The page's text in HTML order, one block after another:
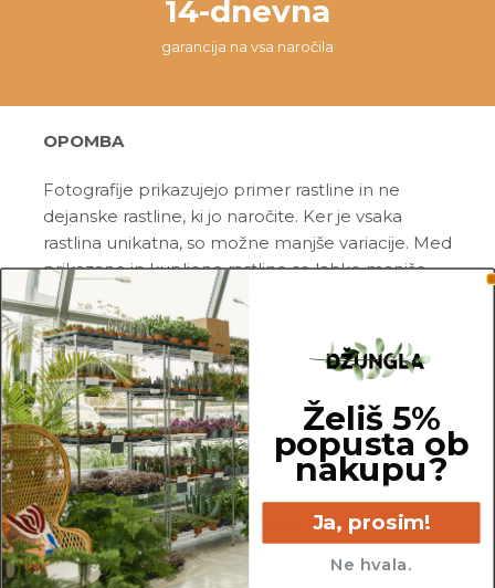
14-dnevna
garancija na vsa naročila
OPOMBA
Fotografije prikazujejo primer rastline in ne
dejanske rastline, ki jo naročite. Ker je vsaka
rastlina unikatna, so možne manjše variacije. Med
prikazano in kupljeno rastlino so lahko manjše
razlike v velikosti, variegaciji, številu listov, vej,
cvetov, itd …
Pred pošiljanjem vse rastline skrbno
pregledamo in zagotovimo, da gredo na pot
zdrave in čim bolj podobne izdelku na fotografiji.
Vse rastline so primarno v plastičnih sadilnih
lončkih. Višino sadilnega lonca je možno razbrati
iz slike z metrom. Okrasni lonec ni vključen v
ceno.
Želiš 5%
popusta ob
nakupu?
Ja, prosim!
Ne hvala.